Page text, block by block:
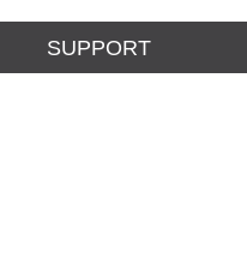
SUPPORT